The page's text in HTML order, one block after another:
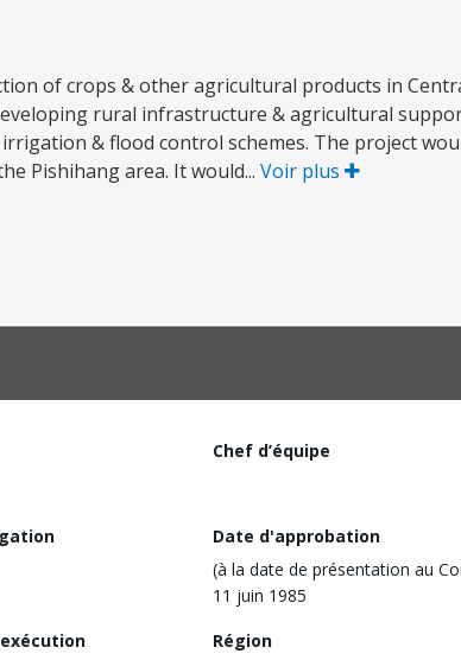
of crops & other agricultural products in
rural infrastructure & agricultural
& flood control schemes. The project
Pishihang area. It would... Voir plus
Chef d’équipe
Date d'approbation
(à la date de présentation au
11 juin 1985
Région